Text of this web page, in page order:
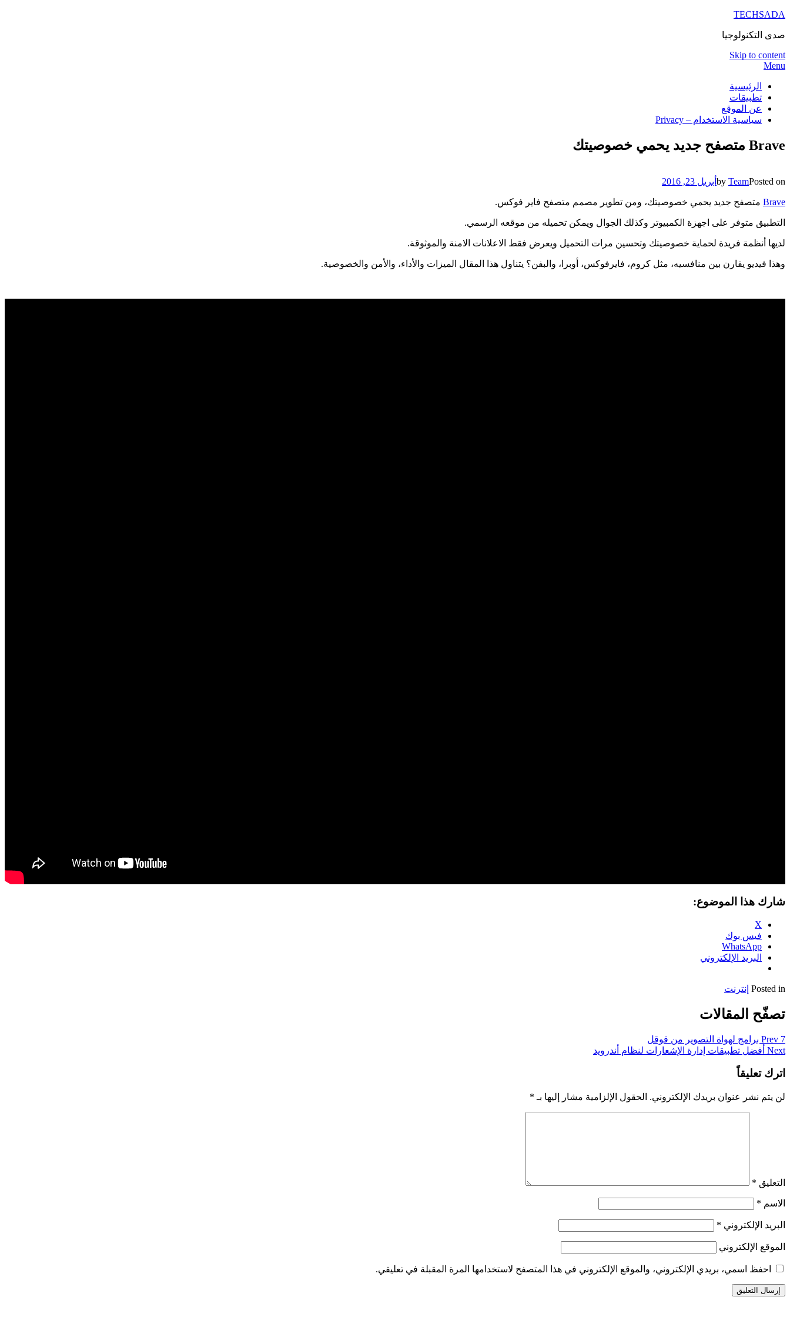
TECHSADA
صدى التكنولوجيا
Skip to content
Menu
الرئيسية
تطبيقات
عن الموقع
سياسية الاستخدام – Privacy
Brave متصفح جديد يحمي خصوصيتك
by TeamPosted on أبريل 23, 2016
Brave متصفح جديد يحمي خصوصيتك، ومن تطوير مصمم متصفح فاير فوكس.
التطبيق متوفر على اجهزة الكمبيوتر وكذلك الجوال ويمكن تحميله من موقعه الرسمي.
لديها أنظمة فريدة لحماية خصوصيتك وتحسين مرات التحميل ويعرض فقط الاعلانات الامنة والموثوقة.
وهذا فيديو يقارن بين منافسيه، مثل كروم، فايرفوكس، أوبرا، والبفن؟ يتناول هذا المقال الميزات والأداء، والأمن والخصوصية.
شارك هذا الموضوع:
X
فيس بوك
WhatsApp
البريد الإلكتروني
Posted in إنترنت
تصفّح المقالات
Prev 7 برامج لهواة التصوير من قوقل
Next أفضل تطبيقات إدارة الإشعارات لنظام أندرويد
اترك تعليقاً
لن يتم نشر عنوان بريدك الإلكتروني. الحقول الإلزامية مشار إليها بـ *
التعليق *
الاسم *
البريد الإلكتروني *
الموقع الإلكتروني
احفظ اسمي، بريدي الإلكتروني، والموقع الإلكتروني في هذا المتصفح لاستخدامها المرة المقبلة في تعليقي.